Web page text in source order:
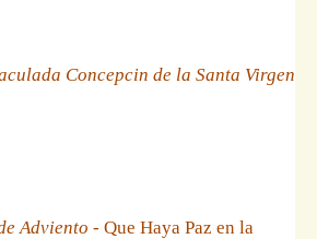
Concepcin de la Santa Virgen
Adviento - Que Haya Paz en la